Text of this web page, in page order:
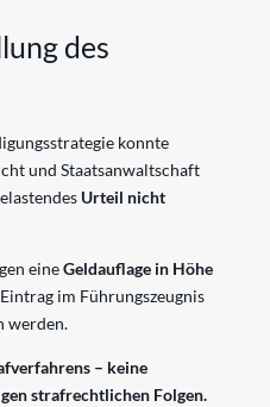
des
konnte
und Staatsanwaltschaft
Urteil nicht
eineGeldauflage in Höhe
im Führungszeugnis
werden.
– keine
strafrechtlichen Folgen.